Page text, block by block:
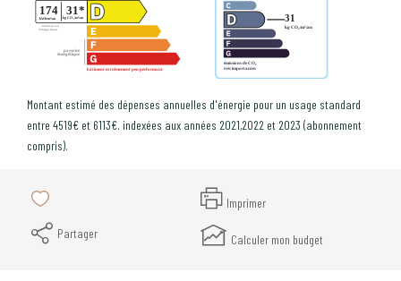
Montant estimé des dépenses annuelles d'énergie pour un usage standard
entre 4519€ et 6113€. indexées aux années 2021,2022 et 2023 (abonnement
compris).
Imprimer
Partager
Calculer mon budget